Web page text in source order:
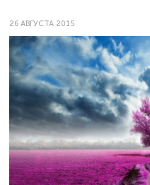
26 АВГУСТА 2015